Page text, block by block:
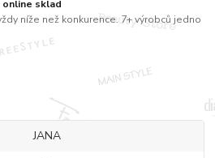
sklad
níže než konkurence. 7+ výrobců jedno
JANA